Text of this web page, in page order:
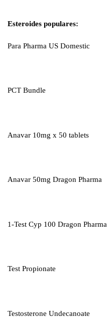
Esteroides populares:
Para Pharma US Domestic
PCT Bundle
Anavar 10mg x 50 tablets
Anavar 50mg Dragon Pharma
1-Test Cyp 100 Dragon Pharma
Test Propionate
Testosterone Undecanoate